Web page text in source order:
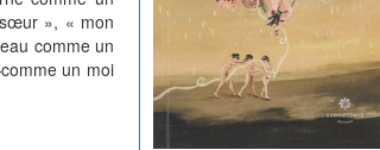
», « mon
comme un
un moi